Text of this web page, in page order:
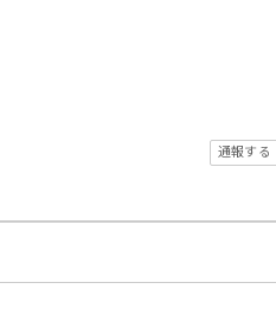
通報する